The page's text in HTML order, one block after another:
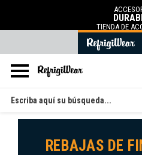
TIENDA DE
Buscar
en
REBAJAS DE